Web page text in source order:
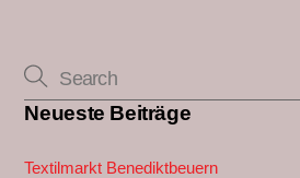
Neueste Beiträge
Textilmarkt Benediktbeuern